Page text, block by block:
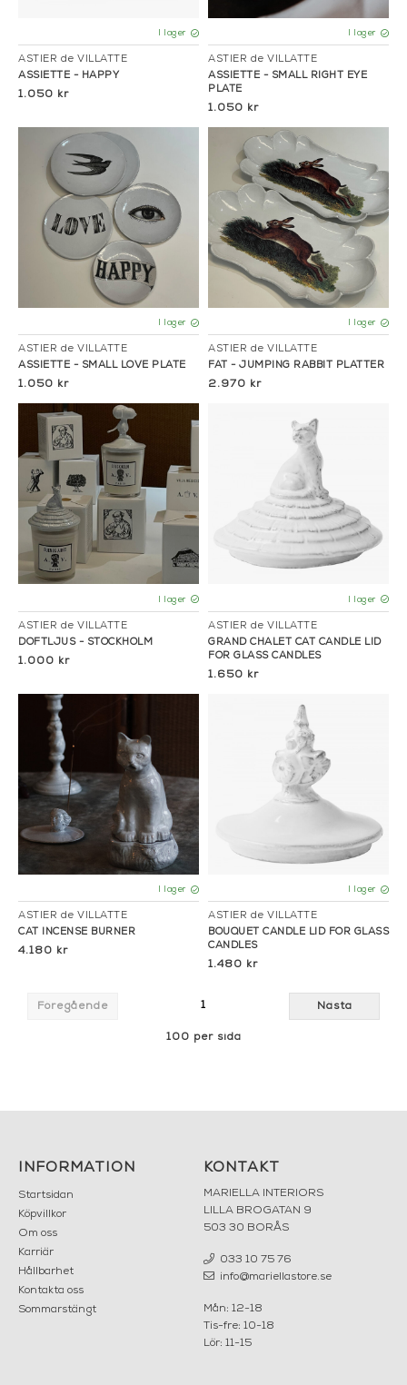
I lager
ASTIER de VILLATTE
ASSIETTE - HAPPY
1.050 kr
I lager
ASTIER de VILLATTE
ASSIETTE - SMALL RIGHT EYE
PLATE
1.050 kr
I lager
ASTIER de VILLATTE
ASSIETTE - SMALL LOVE PLATE
1.050 kr
I lager
ASTIER de VILLATTE
FAT - JUMPING RABBIT PLATTER
2.970 kr
I lager
ASTIER de VILLATTE
DOFTLJUS - STOCKHOLM
1.000 kr
I lager
ASTIER de VILLATTE
GRAND CHALET CAT CANDLE LID
FOR GLASS CANDLES
1.650 kr
I lager
ASTIER de VILLATTE
CAT INCENSE BURNER
4.180 kr
I lager
ASTIER de VILLATTE
BOUQUET CANDLE LID FOR GLASS
CANDLES
1.480 kr
Föregående 1 Nästa
100 per sida
INFORMATION
Startsidan
Köpvillkor
Om oss
Karriär
Hållbarhet
Kontakta oss
Sommarstängt
KONTAKT
MARIELLA INTERIORS
LILLA BROGATAN 9
503 30 BORÅS
033 10 75 76
info@mariellastore.se
Mån: 12-18
Tis-fre: 10-18
Lör: 11-15